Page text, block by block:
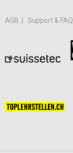
AGB Support & FAQ